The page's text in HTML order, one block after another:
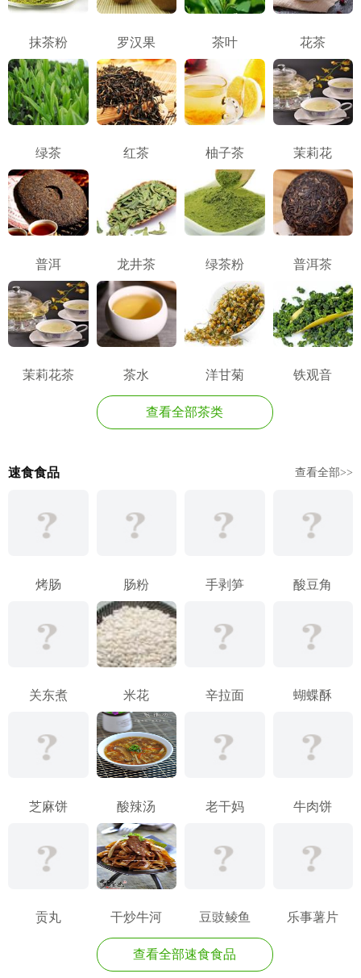
抹茶粉 罗汉果 茶叶 花茶
绿茶 红茶 柚子茶 茉莉花
普洱 龙井茶 绿茶粉 普洱茶
茉莉花茶 茶水 洋甘菊 铁观音
查看全部茶类
查看全部>>
速食食品
烤肠 肠粉 手剥笋 酸豆角
关东煮 米花 辛拉面 蝴蝶酥
芝麻饼 酸辣汤 老干妈 牛肉饼
贡丸 干炒牛河 豆豉鲮鱼 乐事薯片
查看全部速食食品